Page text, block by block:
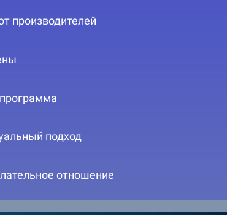
производителей
подход
отношение